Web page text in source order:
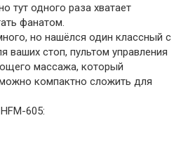
тут одного раза хватает
фанатом.
но нашёлся один классный с
ваших стоп, пультом управления
массажа, который
компактно сложить для
605: